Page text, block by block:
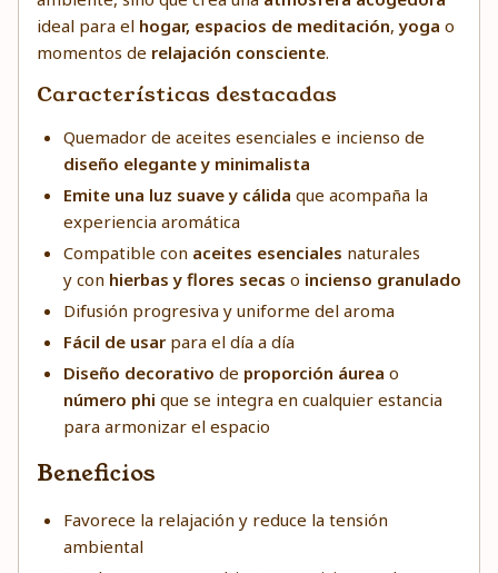
ideal para el hogar, espacios de meditación,yoga o
momentos de relajación consciente.
Características destacadas
Quemador de aceites esenciales e incienso de
diseño elegante y minimalista
Emite una luz suave y cálida que acompaña la
experiencia aromática
Compatible con aceites esenciales naturales
y con hierbas y flores secas o incienso granulado
Difusión progresiva y uniforme del aroma
Fácil de usarpara el día a día
Diseño decorativo de proporción áurea o
número phi que se integra en cualquier estancia
para armonizar el espacio
Beneficios
Favorece la relajación y reduce la tensión
ambiental